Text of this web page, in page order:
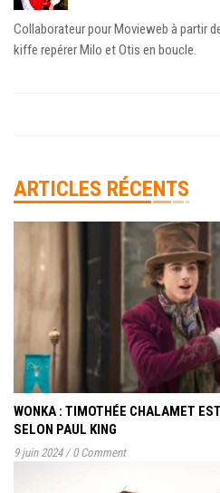
Collaborateur pour Movieweb à partir
kiffe repérer Milo et Otis en boucle.
ARTICLES RÉCENTS
WONKA : TIMOTHÉE CHALAMET
SELON PAUL KING
9 juin 2024 / 0 Comment